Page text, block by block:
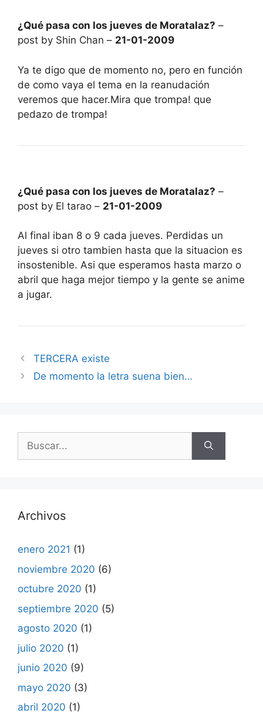
¿Qué pasa con los jueves de Moratalaz? –
post by Shin Chan – 21-01-2009
Ya te digo que de momento no, pero en función
de como vaya el tema en la reanudación
veremos que hacer.Mira que trompa! que
pedazo de trompa!
¿Qué pasa con los jueves de Moratalaz? –
post by El tarao – 21-01-2009
Al final iban 8 o 9 cada jueves. Perdidas un
jueves si otro tambien hasta que la situacion es
insostenible. Asi que esperamos hasta marzo o
abril que haga mejor tiempo y la gente se anime
a jugar.
TERCERA existe
De momento la letra suena bien…
Buscar:
Archivos
enero 2021 (1)
noviembre 2020 (6)
octubre 2020 (1)
septiembre 2020 (5)
agosto 2020 (1)
julio 2020 (1)
junio 2020 (9)
mayo 2020 (3)
abril 2020 (1)